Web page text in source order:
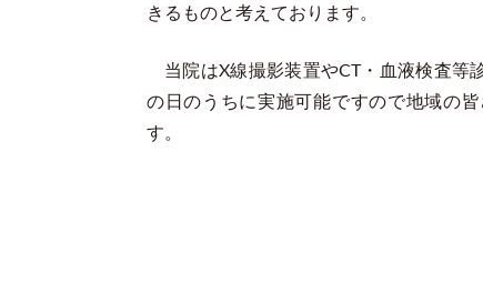
きるものと考えております。
当院はX線撮影装置やCT・血液検査等
の日のうちに実施可能ですので地域の
す。